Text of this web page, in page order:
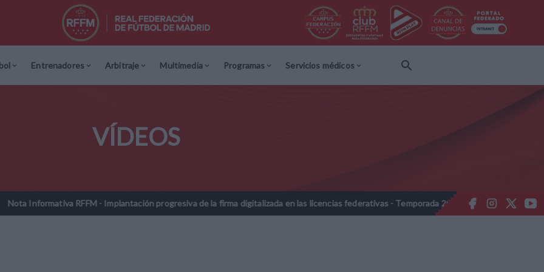
Entrenadores Arbitraje Multimedia Programas Servicios médicos
VÍDEOS
RFFM - Implantación progresiva de la firma digitalizada en las licencias federativas - Temporada 2026-2027 Nota Informativa